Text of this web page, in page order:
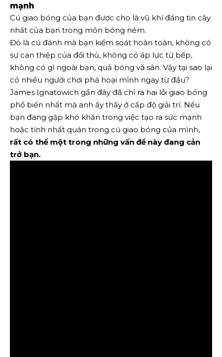
mạnh
Cú giao bóng của bạn được cho là vũ khí đáng tin cậy
nhất của bạn trong môn bóng ném.
Đó là cú đánh mà bạn kiểm soát hoàn toàn, không có
sự can thiệp của đối thủ, không có áp lực từ bếp,
không có gì ngoài bạn, quả bóng và sân. Vậy tại sao lại
có nhiều người chơi phá hoại mình ngay từ đầu?
James Ignatowich gần đây đã chỉ ra hai lỗi giao bóng
phổ biến nhất mà anh ấy thấy ở cấp độ giải trí. Nếu
bạn đang gặp khó khăn trong việc tạo ra sức mạnh
hoặc tính nhất quán trong cú giao bóng của mình,
rất có thể một trong những vấn đề này đang cản
trở bạn.